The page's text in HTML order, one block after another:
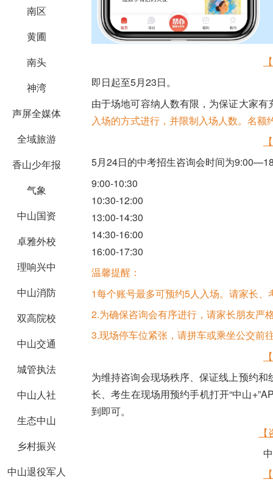
南区
黄圃
南头
神湾
声屏全媒体
全域旅游
香山少年报
气象
中山国资
卓雅外校
理响兴中
中山消防
双高院校
中山交通
城管执法
中山人社
生态中山
乡村振兴
中山退役军人
即日起至5月23日。
由于场地可容纳人数有限，为保证大家
入场的方式进行，并限制入场人数。名额
5月24日的中考招生咨询会时间为
9:00-10:30
10:30-12:00
13:00-14:30
14:30-16:00
16:00-17:30
温馨提醒：
1每个账号最多可预约5人入场。请家长
2.为确保咨询会有序进行，请家长朋友严
3.现场停车位紧张，请拼车或乘坐公交前
为维持咨询会现场秩序、保证线上预约
长、考生在现场用预约手机打开“中山
到即可。